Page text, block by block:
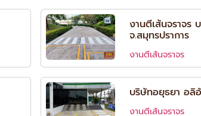
งานตีเส้นจราจร
จ.สมุทรปราการ
งานตีเส้นจราจร
บริษัทอยุธยา อ
งานตีเส้นจราจร